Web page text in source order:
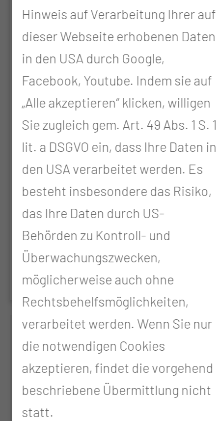
Überblick
über die
relevanten
Rechtsgrundlagen
im Land
und an der
MUL - CT.
finden Sie
und
praxisnahe
Erläuterungen
rund um das
an der MUL-
CT –
aufbereitet.
Hinweis auf Verarbeitung Ihrer auf
dieser Webseite erhobenen Daten
in den USA durch Google,
Facebook, Youtube. Indem sie auf
„Alle akzeptieren“ klicken, willigen
Sie zugleich gem. Art. 49 Abs. 1 S. 1
lit. a DSGVO ein, dass Ihre Daten in
den USA verarbeitet werden. Es
besteht insbesondere das Risiko,
das Ihre Daten durch US-
Behörden zu Kontroll- und
Überwachungszwecken,
möglicherweise auch ohne
Rechtsbehelfsmöglichkeiten,
verarbeitet werden. Wenn Sie nur
die notwendigen Cookies
akzeptieren, findet die vorgehend
beschriebene Übermittlung nicht
statt.